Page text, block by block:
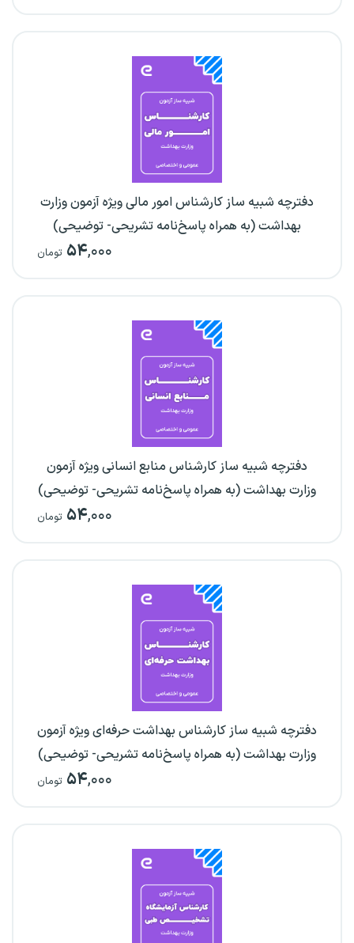
دفترچه شبیه ساز کارشناس امور مالی ویژه آزمون وزارت
بهداشت (به همراه پاسخ‌نامه تشریحی- توضیحی)
۵۴,۰۰۰ تومان
دفترچه شبیه ساز کارشناس منابع انسانی ویژه آزمون
وزارت بهداشت (به همراه پاسخ‌نامه تشریحی- توضیحی)
۵۴,۰۰۰ تومان
دفترچه شبیه ساز کارشناس بهداشت حرفه‌ای ویژه آزمون
وزارت بهداشت (به همراه پاسخ‌نامه تشریحی- توضیحی)
۵۴,۰۰۰ تومان